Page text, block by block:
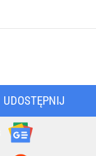
UDOSTĘPNIJ